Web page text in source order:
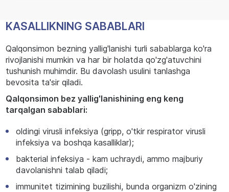
KASALLIKNING SABABLARI
Qalqonsimon bezning yallig'lanishi turli sabablarga ko'ra
rivojlanishi mumkin va har bir holatda qo'zg'atuvchini
tushunish muhimdir. Bu davolash usulini tanlashga
bevosita ta'sir qiladi.
Qalqonsimon bez yallig'lanishining eng keng
tarqalgan sabablari:
oldingi virusli infeksiya (gripp, o'tkir respirator virusli
infeksiya va boshqa kasalliklar);
bakterial infeksiya - kam uchraydi, ammo majburiy
davolanishni talab qiladi;
immunitet tizimining buzilishi, bunda organizm o'zining